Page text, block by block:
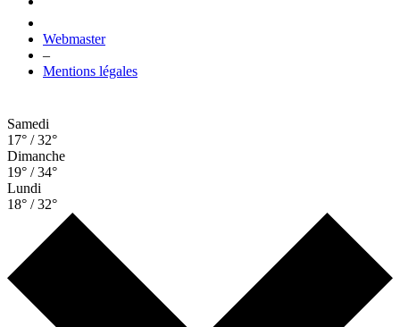
Webmaster
–
Mentions légales
Samedi
17° / 32°
Dimanche
19° / 34°
Lundi
18° / 32°